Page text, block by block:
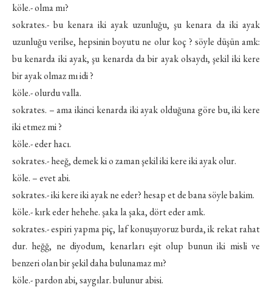
köle.- olma mı?
sokrates.- bu kenara iki ayak uzunluğu, şu kenara da iki ayak
uzunluğu verilse, hepsinin boyutu ne olur koç ? söyle düşün amk:
bu kenarda iki ayak, şu kenarda da bir ayak olsaydı, şekil iki kere
bir ayak olmaz mı idi ?
köle.- olurdu valla.
sokrates. – ama ikinci kenarda iki ayak olduğuna göre bu, iki kere
iki etmez mi ?
köle.- eder hacı.
sokrates.- heeğ, demek ki o zaman şekil iki kere iki ayak olur.
köle. – evet abi.
sokrates.- iki kere iki ayak ne eder? hesap et de bana söyle bakim.
köle.- kırk eder hehehe. şaka la şaka, dört eder amk.
sokrates.- espiri yapma piç, laf konuşuyoruz burda, ik rekat rahat
dur. heğğ, ne diyodum, kenarları eşit olup bunun iki misli ve
benzeri olan bir şekil daha bulunamaz mı?
köle.- pardon abi, saygılar. bulunur abisi.